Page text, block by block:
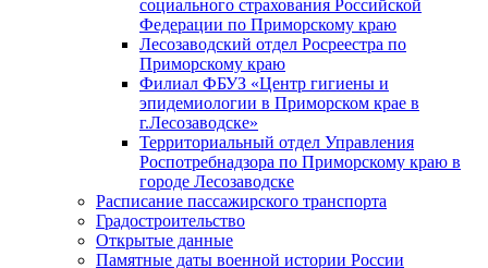
социального страхования Российской
Федерации по Приморскому краю
Лесозаводский отдел Росреестра по
Приморскому краю
Филиал ФБУЗ «Центр гигиены и
эпидемиологии в Приморском крае в
г.Лесозаводске»
Территориальный отдел Управления
Роспотребнадзора по Приморскому краю в
городе Лесозаводске
Расписание пассажирского транспорта
Градостроительство
Открытые данные
Памятные даты военной истории России